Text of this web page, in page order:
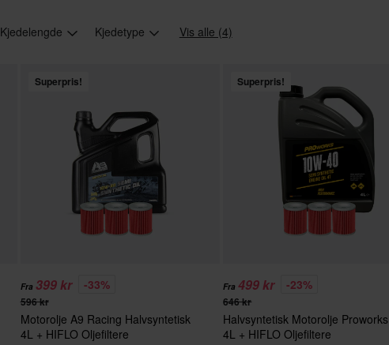
Kjedelengde Kjedetype Vis alle (4)
Superpris!
Fra 399 kr -33%
596 kr
Motorolje A9 Racing Halvsyntetisk
4L + HIFLO Oljefiltere
Superpris!
Fra499 kr -23%
646 kr
Halvsyntetisk Motorolje Proworks
4L + HIFLO Oljefiltere